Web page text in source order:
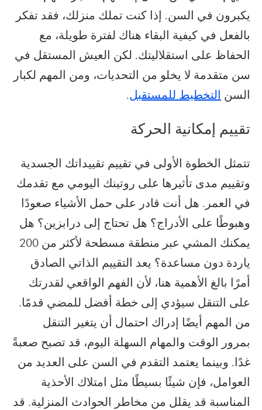
يكبرون في السن. إذا كنت تملك منزلك، فقد تفكر
بالفعل في كيفية البقاء هناك لفترة طويلة، مع
الحفاظ على استقلاليتك. لكن العيش المستقل في
سن متقدمة لا يخلو من التحديات، ومن المهم لكبار
السنالتخطيط للمستقبل.
تقييم إمكانية الحركة
تتمثل الخطوة الأولى في تقييم تقييداتك الجسدية
وتقييم مدى تأثيرها على روتينك اليومي مع تقدمك
في العمر. هل أنت قادر على حمل الأشياء صعودًا
وهبوطًا على الأدراج؟ هل تحتاج إلى درابزين؟ هل
يمكنك المشي عبر منطقة مسطحة لأكثر من 200
ياردة دون مساعدة؟ يعد التقييم الذاتي الصادق
أمرًا بالغ الأهمية هنا، لأن الفهم الواقعي لقدرتك
على التنقل سيؤدي إلى خطة أفضل للمضي قدمًا.
من المهم أيضًا إدراك احتمال أن يتغير التنقل
بمرور الوقت والمهام السهلة اليوم، قد تصبح صعبةً
غدًا. وبينما يعتمد التقدم في السن على العديد من
العوامل، فإن شيئًا بسيطًا مثل امتلاك الأحذية
المناسبة قد يقلل من مخاطر الحوادث المنزلية. قد